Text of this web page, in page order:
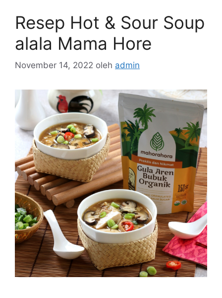
Resep Hot & Sour Soup
alala Mama Hore
November 14, 2022 oleh admin